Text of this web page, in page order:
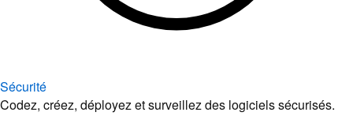
Sécurité
Codez, créez, déployez et surveillez des logiciels sécurisés.